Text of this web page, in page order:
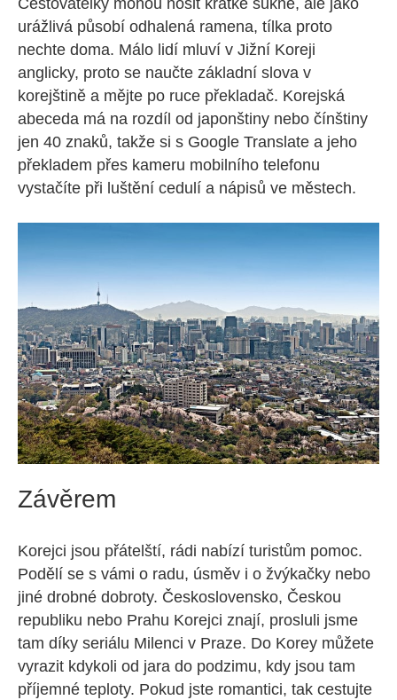
urážlivá působí odhalená ramena, tílka proto
nechte doma. Málo lidí mluví v Jižní Koreji
anglicky, proto se naučte základní slova v
korejštině a mějte po ruce překladač. Korejská
abeceda má na rozdíl od japonštiny nebo čínštiny
jen 40 znaků, takže si s Google Translate a jeho
překladem přes kameru mobilního telefonu
vystačíte při luštění cedulí a nápisů ve městech.
Závěrem
Korejci jsou přátelští, rádi nabízí turistům pomoc.
Podělí se s vámi o radu, úsměv i o žvýkačky nebo
jiné drobné dobroty. Československo, Českou
republiku nebo Prahu Korejci znají, prosluli jsme
tam díky seriálu Milenci v Praze. Do Korey můžete
vyrazit kdykoli od jara do podzimu, kdy jsou tam
příjemné teploty. Pokud jste romantici, tak cestujte